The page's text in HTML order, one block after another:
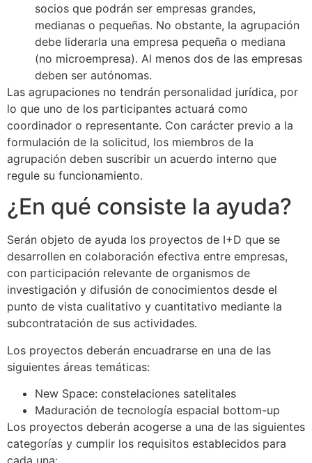
socios que podrán ser empresas grandes,
medianas o pequeñas. No obstante, la agrupación
debe liderarla una empresa pequeña o mediana
(no microempresa). Al menos dos de las empresas
deben ser autónomas.
Las agrupaciones no tendrán personalidad jurídica, por
lo que uno de los participantes actuará como
coordinador o representante. Con carácter previo a la
formulación de la solicitud, los miembros de la
agrupación deben suscribir un acuerdo interno que
regule su funcionamiento.
¿En qué consiste la ayuda?
Serán objeto de ayuda los proyectos de I+D que se
desarrollen en colaboración efectiva entre empresas,
con participación relevante de organismos de
investigación y difusión de conocimientos desde el
punto de vista cualitativo y cuantitativo mediante la
subcontratación de sus actividades.
Los proyectos deberán encuadrarse en una de las
siguientes áreas temáticas:
New Space: constelaciones satelitales
Maduración de tecnología espacial bottom-up
Los proyectos deberán acogerse a una de las siguientes
categorías y cumplir los requisitos establecidos para